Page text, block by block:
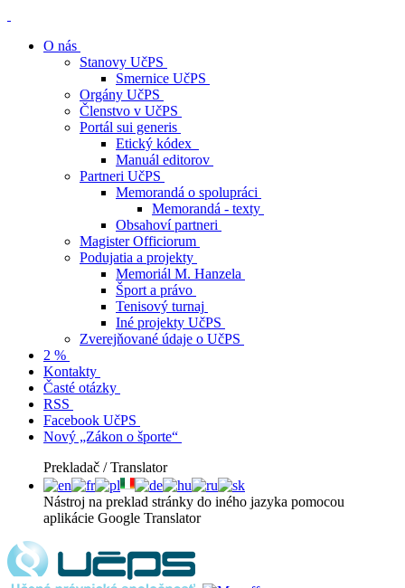
O nás
Stanovy UčPS
Smernice UčPS
Orgány UčPS
Členstvo v UčPS
Portál sui generis
Etický kódex
Manuál editorov
Partneri UčPS
Memorandá o spolupráci
Memorandá - texty
Obsahoví partneri
Magister Officiorum
Podujatia a projekty
Memoriál M. Hanzela
Šport a právo
Tenisový turnaj
Iné projekty UčPS
Zverejňované údaje o UčPS
2 %
Kontakty
Časté otázky
RSS
Facebook UčPS
Nový „Zákon o športe“
Prekladač / Translator
Nástroj na preklad stránky do iného jazyka pomocou
aplikácie Google Translator